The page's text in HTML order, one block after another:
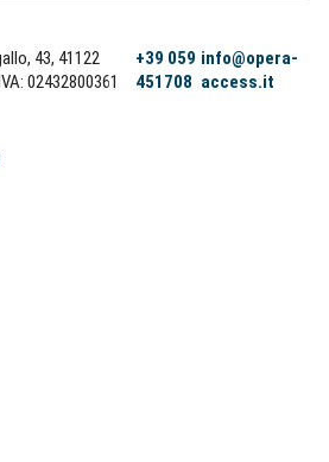
43, 41122
02432800361
+39 059
451708
info@opera-
access.it